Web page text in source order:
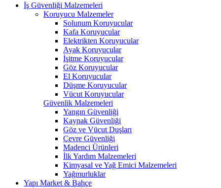
İş Güvenliği Malzemeleri
Koruyucu Malzemeler
Solunum Koruyucular
Kafa Koruyucular
Elektrikten Koruyucular
Ayak Koruyucular
İşitme Koruyucular
Göz Koruyucular
El Koruyucular
Düşme Koruyucular
Vücut Koruyucular
Güvenlik Malzemeleri
Yangın Güvenliği
Kaynak Güvenliği
Göz ve Vücut Duşları
Çevre Güvenliği
Madenci Ürünleri
İlk Yardım Malzemeleri
Kimyasal ve Yağ Emici Malzemeleri
Yağmurluklar
Yapı Market & Bahçe